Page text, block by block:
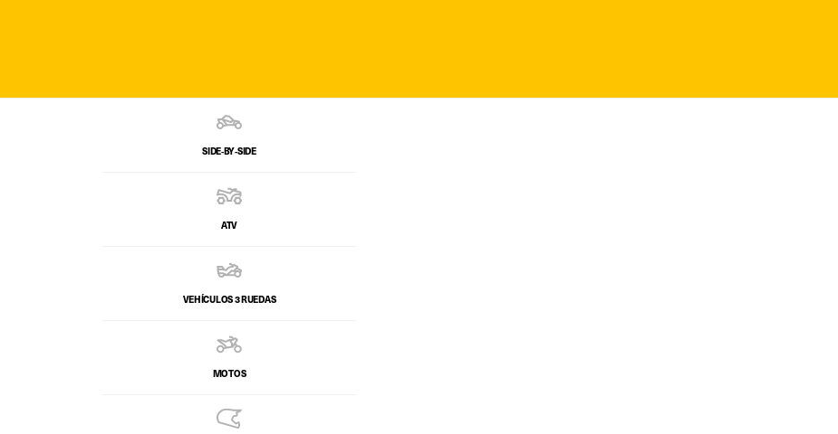
SIDE‑BY‑SIDE
ATV
VEHÍCULOS 3 RUEDAS
MOTOS